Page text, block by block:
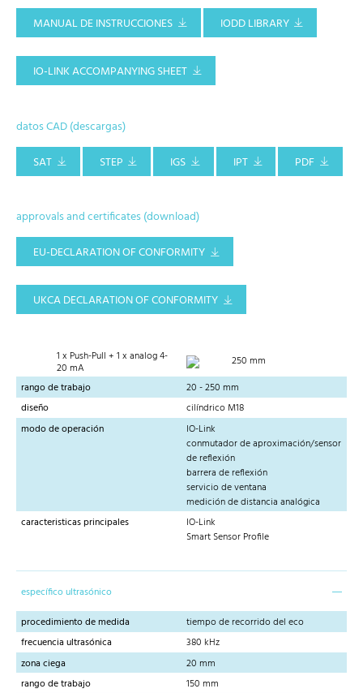
MANUAL DE INSTRUCCIONES
IODD LIBRARY
IO-LINK ACCOMPANYING SHEET
datos CAD (descargas)
SAT
STEP IGS IPT PDF
approvals and certificates (download)
EU-DECLARATION OF CONFORMITY
UKCA DECLARATION OF CONFORMITY
1 x Push-Pull + 1 x analog 4-
20 mA
250 mm
rango de trabajo
20 - 250 mm
diseño
cilíndrico M18
modo de operación
IO-Link
conmutador de aproximación/sensor
de reflexión
barrera de reflexión
servicio de ventana
medición de distancia analógica
caracteristicas principales
IO-Link
Smart Sensor Profile
específico ultrasónico
procedimiento de medida
tiempo de recorrido del eco
frecuencia ultrasónica
380 kHz
zona ciega
20 mm
rango de trabajo
150 mm